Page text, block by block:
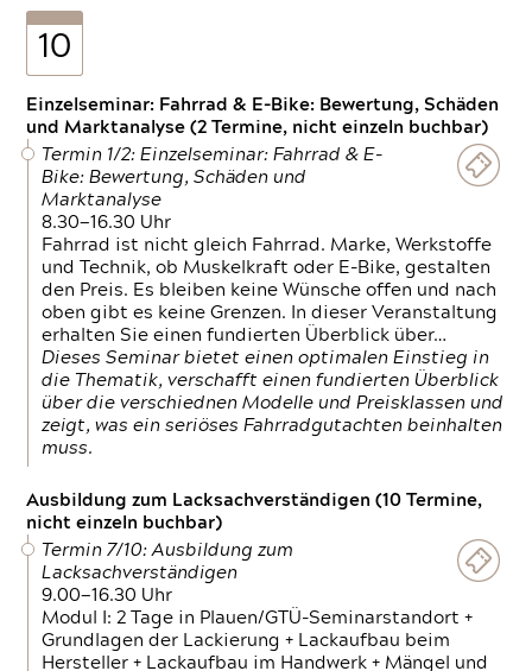
10
Einzelseminar: Fahrrad & E-Bike: Bewertung, Schäden
und Marktanalyse (2 Termine, nicht einzeln buchbar)
Termin 1/2: Einzelseminar: Fahrrad & E-
Bike: Bewertung, Schäden und
Marktanalyse
8.30—16.30 Uhr
Fahrrad ist nicht gleich Fahrrad. Marke, Werkstoffe
und Technik, ob Muskelkraft oder E-Bike, gestalten
den Preis. Es bleiben keine Wünsche offen und nach
oben gibt es keine Grenzen. In dieser Veranstaltung
erhalten Sie einen fundierten Überblick über…
Dieses Seminar bietet einen optimalen Einstieg in
die Thematik, verschafft einen fundierten Überblick
über die verschiednen Modelle und Preisklassen und
zeigt, was ein seriöses Fahrradgutachten beinhalten
muss.
Ausbildung zum Lacksachverständigen (10 Termine,
nicht einzeln buchbar)
Termin 7/10: Ausbildung zum
Lacksachverständigen
9.00—16.30 Uhr
Modul I: 2 Tage in Plauen/GTÜ-Seminarstandort +
Grundlagen der Lackierung + Lackaufbau beim
Hersteller + Lackaufbau im Handwerk + Mängel und